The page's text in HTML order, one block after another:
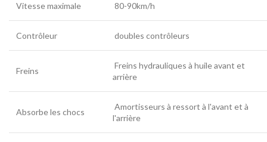
Vitesse maximale 80-90km/h
Contrôleur doubles contrôleurs
Freins
Freins hydrauliques à huile avant et
arrière
Absorbe les chocs
Amortisseurs à ressort à l'avant et à
l'arrière